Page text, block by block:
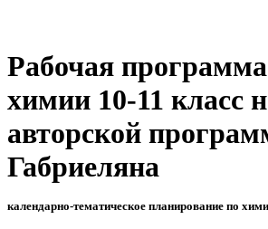
Рабочая
химии 10-11 класс
авторской
Габриеляна
календарно-тематическое планирование по